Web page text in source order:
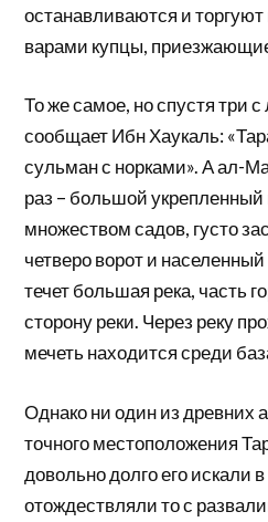
останавливаются и
варами купцы,
То же самое, но спустя три
сообщает Ибн Хаукаль:
сульман с норками». А ал-
раз – большой укрепленный
множеством садов, густо
четверо ворот и
течет большая река, часть
сторону реки. Че­рез реку
мечеть находится среди
Однако ни один из древних
точного местоположения
довольно долго его искали
отождествля­ли то с